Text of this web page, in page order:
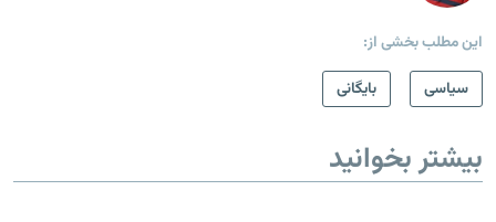
این مطلب بخشی از:
سیاسی
بایگانی
بیشتر بخوانید